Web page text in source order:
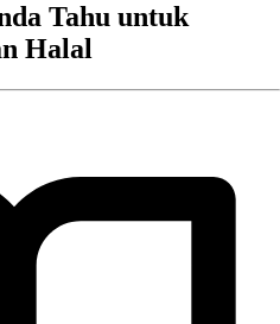
Tahu untuk
Halal